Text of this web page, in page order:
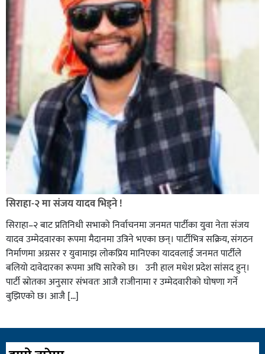
सिराहा-२ मा संजय यादव भिड्ने !
सिराहा–२ बाट प्रतिनिधी सभाको निर्वाचनमा जनमत पार्टीका युवा नेता संजय
यादव उम्मेदवारका रूपमा मैदानमा उत्रिने भएका छन्। पार्टीभित्र सक्रिय, संगठन
निर्माणमा अग्रसर र युवामाझ लोकप्रिय मानिएका यादवलाई जनमत पार्टीले
बलियो दावेदारका रूपमा अघि सारेको छ। उनी हाल मधेश प्रदेश सांसद हुन्।
पार्टी स्रोतका अनुसार संभवतः आजै राजीनामा र उम्मेदवारीको घोषणा गर्ने
बुझिएको छ। आजै […]